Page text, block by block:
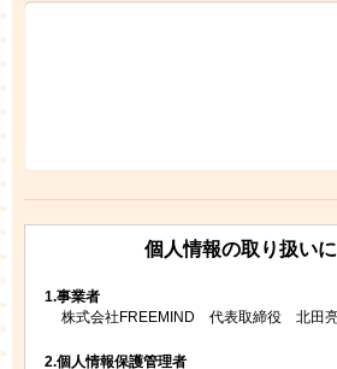
個人情報の取り扱い
1.事業者
株式会社FREEMIND 代表取締役 北田
2.個人情報保護管理者